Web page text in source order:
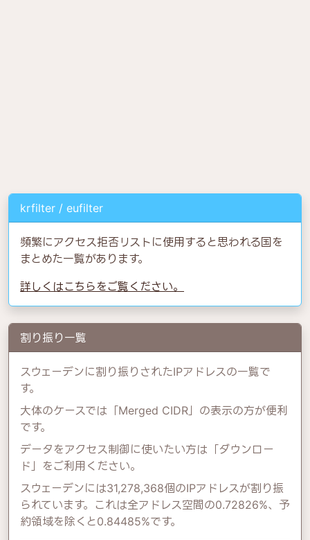
krfilter / eufilter
頻繁にアクセス拒否リストに使用すると思われる国を
まとめた一覧があります。
詳しくはこちらをご覧ください。
割り振り一覧
スウェーデンに割り振りされたIPアドレスの一覧で
す。
大体のケースでは「Merged CIDR」の表示の方が便利
です。
データをアクセス制御に使いたい方は「ダウンロー
ド」をご利用ください。
スウェーデンには31,278,368個のIPアドレスが割り振
られています。これは全アドレス空間の0.72826%、予
約領域を除くと0.84485%です。